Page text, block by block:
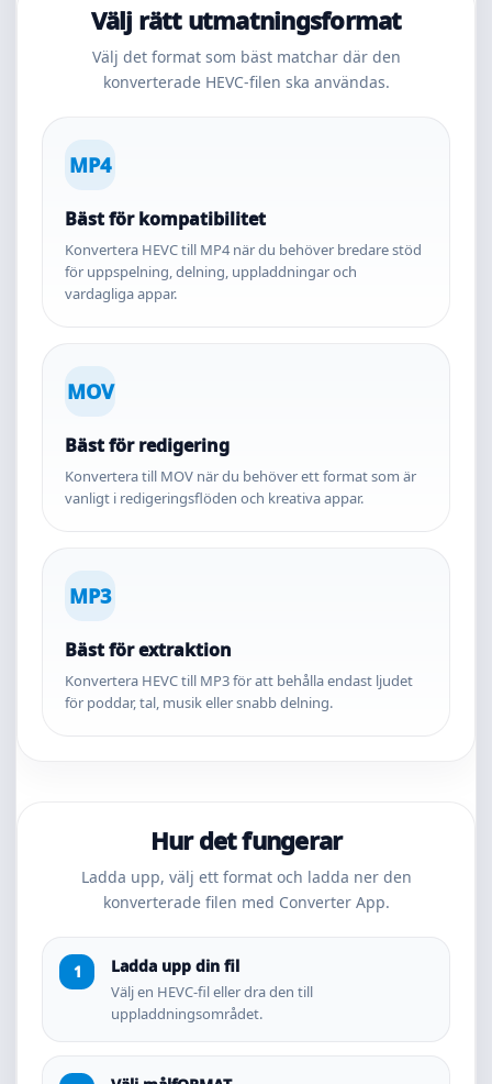
Välj rätt utmatningsformat
Välj det format som bäst matchar där den
konverterade HEVC-filen ska användas.
MP4
Bäst för kompatibilitet
Konvertera HEVC till MP4 när du behöver bredare stöd
för uppspelning, delning, uppladdningar och
vardagliga appar.
MOV
Bäst för redigering
Konvertera till MOV när du behöver ett format som är
vanligt i redigeringsflöden och kreativa appar.
MP3
Bäst för extraktion
Konvertera HEVC till MP3 för att behålla endast ljudet
för poddar, tal, musik eller snabb delning.
Hur det fungerar
Ladda upp, välj ett format och ladda ner den
konverterade filen med Converter App.
Ladda upp din fil
Välj en HEVC-fil eller dra den till
uppladdningsområdet.